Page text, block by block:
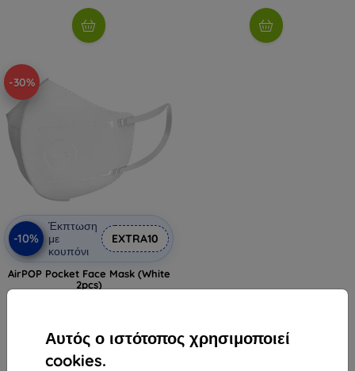
Αυτός ο ιστότοπος χρησιμοποιεί
cookies.
-30%
-10%
Έκπτωση
με
κουπόνι
EXTRA10
AirPOP Pocket Face Mask (White
2pcs)
Τελευταίο τεμάχιο σε απόθεμα